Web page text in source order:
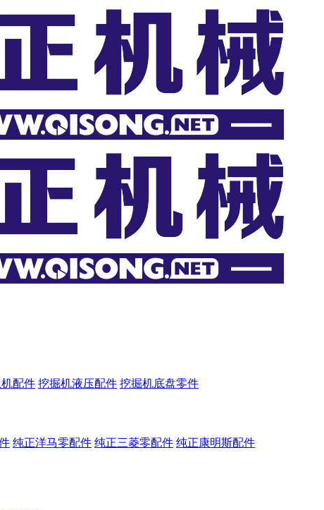
配件 挖掘机液压配件 挖掘机底盘零件
纯正洋马零配件 纯正三菱零配件 纯正康明斯配件